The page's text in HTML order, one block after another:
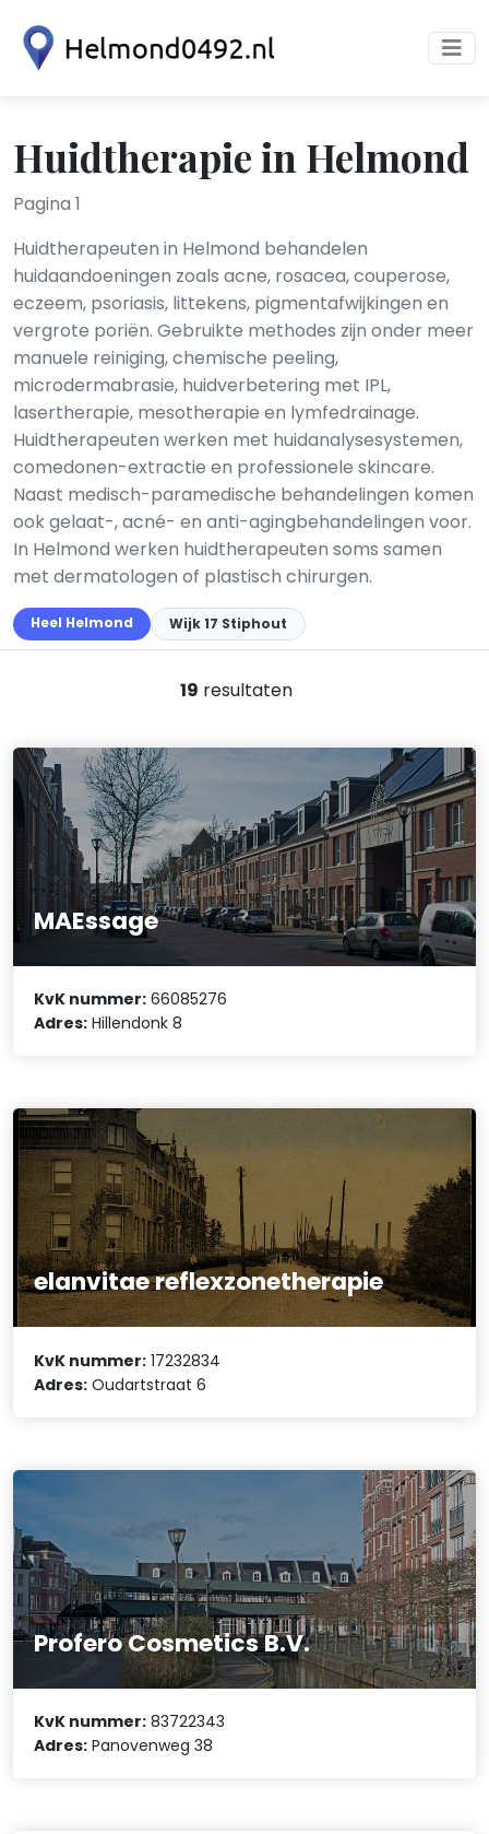
Huidtherapie in Helmond
Pagina 1
Huidtherapeuten in Helmond behandelen
huidaandoeningen zoals acne, rosacea, couperose,
eczeem, psoriasis, littekens, pigmentafwijkingen en
vergrote poriën. Gebruikte methodes zijn onder meer
manuele reiniging, chemische peeling,
microdermabrasie, huidverbetering met IPL,
lasertherapie, mesotherapie en lymfedrainage.
Huidtherapeuten werken met huidanalysesystemen,
comedonen-extractie en professionele skincare.
Naast medisch-paramedische behandelingen komen
ook gelaat-, acné- en anti-agingbehandelingen voor.
In Helmond werken huidtherapeuten soms samen
met dermatologen of plastisch chirurgen.
Heel Helmond Wijk 17 Stiphout
19 resultaten
MAEssage
KvK nummer: 66085276
Adres: Hillendonk 8
elanvitae reflexzonetherapie
KvK nummer: 17232834
Adres: Oudartstraat 6
Profero Cosmetics B.V.
KvK nummer: 83722343
Adres: Panovenweg 38